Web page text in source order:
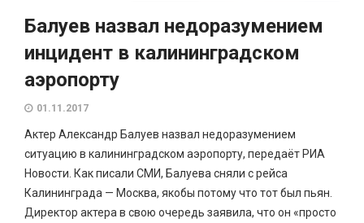
Балуев назвал недоразумением
инцидент в калининградском
аэропорту
01.11.2017
Актер Александр Балуев назвал недоразумением
ситуацию в калининградском аэропорту, передаёт РИА
Новости. Как писали СМИ, Балуева сняли с рейса
Калининграда — Москва, якобы потому что тот был пьян.
Директор актера в свою очередь заявила, что он «просто